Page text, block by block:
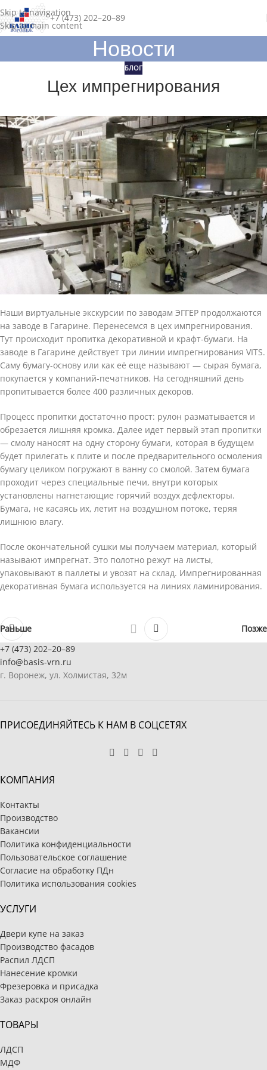
Skip to navigation
Skip to main content
+7 (473) 202–20–89
Новости
БЛОГ
Цех импрегнирования
Наши виртуальные экскурсии по заводам ЭГГЕР продолжаются
на заводе в Гагарине. Перенесемся в цех импрегнирования.
Тут происходит пропитка декоративной и крафт-бумаги. На
заводе в Гагарине действует три линии импрегнирования VITS.
Саму бумагу-основу или как её еще называют — сырая бумага,
покупается у компаний-печатников. На сегодняшний день
пропитывается более 400 различных декоров.
Процесс пропитки достаточно прост: рулон разматывается и
обрезается лишняя кромка. Далее идет первый этап пропитки
— смолу наносят на одну сторону бумаги, которая в будущем
будет прилегать к плите и после предварительного осмоления
бумагу целиком погружают в ванну со смолой. Затем бумага
проходит через специальные печи, внутри которых
установлены нагнетающие горячий воздух дефлекторы.
Бумага, не касаясь их, летит на воздушном потоке, теряя
лишнюю влагу.
После окончательной сушки мы получаем материал, который
называют импрегнат. Это полотно режут на листы,
упаковывают в паллеты и увозят на склад. Импрегнированная
декоративная бумага используется на линиях ламинирования.
Раньше
Позже
+7 (473) 202–20–89
info@basis-vrn.ru
г. Воронеж, ул. Холмистая, 32м
ПРИСОЕДИНЯЙТЕСЬ К НАМ В СОЦСЕТЯХ
КОМПАНИЯ
Контакты
Производство
Вакансии
Политика конфиденциальности
Пользовательское соглашение
Согласие на обработку ПДн
Политика использования cookies
УСЛУГИ
Двери купе на заказ
Производство фасадов
Распил ЛДСП
Нанесение кромки
Фрезеровка и присадка
Заказ раскроя онлайн
ТОВАРЫ
ЛДСП
МДФ